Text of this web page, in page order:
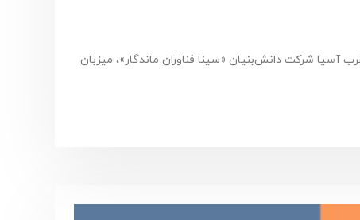
آسیا شرکت دانش‌بنیان «سینا فناوران ماندگار»، میزبان